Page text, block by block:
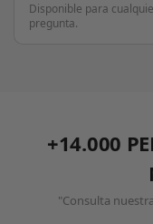
Disponible para
pregunta.
+14.000
"Consulta